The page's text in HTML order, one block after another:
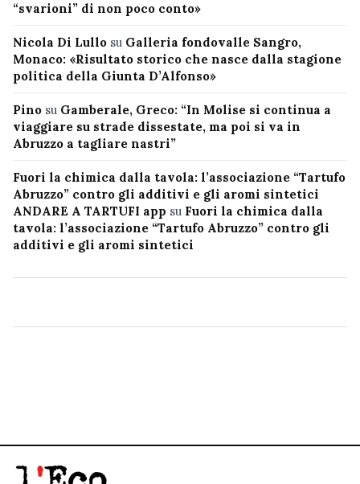
“svarioni” di non poco conto»
Nicola Di Lullo su Galleria fondovalle Sangro,
Monaco: «Risultato storico che nasce dalla stagione
politica della Giunta D’Alfonso»
Pino su Gamberale, Greco: “In Molise si continua a
viaggiare su strade dissestate, ma poi si va in
Abruzzo a tagliare nastri”
Fuori la chimica dalla tavola: l’associazione “Tartufo
Abruzzo” contro gli additivi e gli aromi sintetici
ANDARE A TARTUFI app su Fuori la chimica dalla
tavola: l’associazione “Tartufo Abruzzo” contro gli
additivi e gli aromi sintetici